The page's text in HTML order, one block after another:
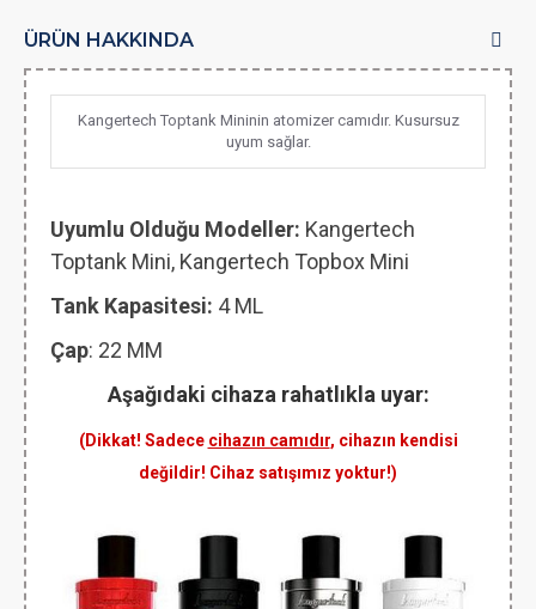
ÜRÜN HAKKINDA
Kangertech Toptank Mininin atomizer camıdır. Kusursuz
uyum sağlar.
Uyumlu Olduğu Modeller: Kangertech
Toptank Mini, Kangertech Topbox Mini
Tank Kapasitesi: 4 ML
Çap: 22 MM
Aşağıdaki cihaza rahatlıkla uyar:
(Dikkat! Sadece cihazın camıdır, cihazın kendisi
değildir! Cihaz satışımız yoktur!)